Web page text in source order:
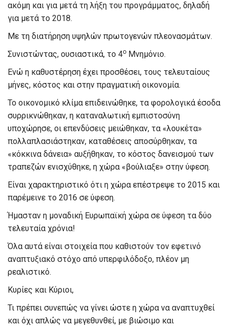
ακόμη και για μετά τη λήξη του προγράμματος, δηλαδή
για μετά το 2018.
Με τη διατήρηση υψηλών πρωτογενών πλεονασμάτων.
Συνιστώντας, ουσιαστικά, το 4ο Μνημόνιο.
Ενώ η καθυστέρηση έχει προσθέσει, τους τελευταίους
μήνες, κόστος και στην πραγματική οικονομία.
Το οικονομικό κλίμα επιδεινώθηκε, τα φορολογικά έσοδα
συρρικνώθηκαν, η καταναλωτική εμπιστοσύνη
υποχώρησε, οι επενδύσεις μειώθηκαν, τα «λουκέτα»
πολλαπλασιάστηκαν, καταθέσεις αποσύρθηκαν, τα
«κόκκινα δάνεια» αυξήθηκαν, το κόστος δανεισμού των
τραπεζών ενισχύθηκε, η χώρα «βούλιαξε» στην ύφεση.
Είναι χαρακτηριστικό ότι η χώρα επέστρεψε το 2015 και
παρέμεινε το 2016 σε ύφεση.
Ήμασταν η μοναδική Ευρωπαϊκή χώρα σε ύφεση τα δύο
τελευταία χρόνια!
Όλα αυτά είναι στοιχεία που καθιστούν τον εφετινό
αναπτυξιακό στόχο από υπερφιλόδοξο, πλέον μη
ρεαλιστικό.
Κυρίες και Κύριοι,
Τι πρέπει συνεπώς να γίνει ώστε η χώρα να αναπτυχθεί
και όχι απλώς να μεγεθυνθεί, με βιώσιμο και